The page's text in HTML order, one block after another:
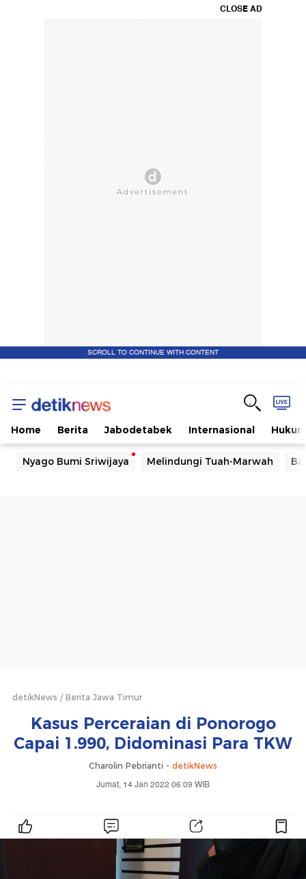
CLOSE AD
SCROLL TO CONTINUE WITH CONTENT
Home Berita Jabodetabek Internasional Hukum
Nyago Bumi Sriwijaya Melindungi Tuah-Marwah
detikNews Berita Jawa Timur
Kasus Perceraian di Ponorogo
Capai 1.990, Didominasi Para TKW
Charolin Pebrianti - detikNews
Jumat, 14 Jan 2022 06:09 WIB